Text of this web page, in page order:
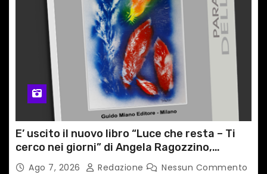
E’ uscito il nuovo libro “Luce che resta – Ti
cerco nei giorni” di Angela Ragozzino,
medico primario di Capua
Ago 7, 2026 Redazione Nessun Commento